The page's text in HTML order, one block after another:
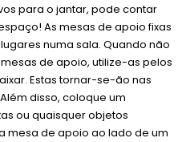
para o jantar, pode contar
As mesas de apoio fixas
numa sala. Quando não
de apoio, utilize-as pelos
Estas tornar-se-ão nas
disso, coloque um
ou quaisquer objetos
mesa de apoio ao lado de um